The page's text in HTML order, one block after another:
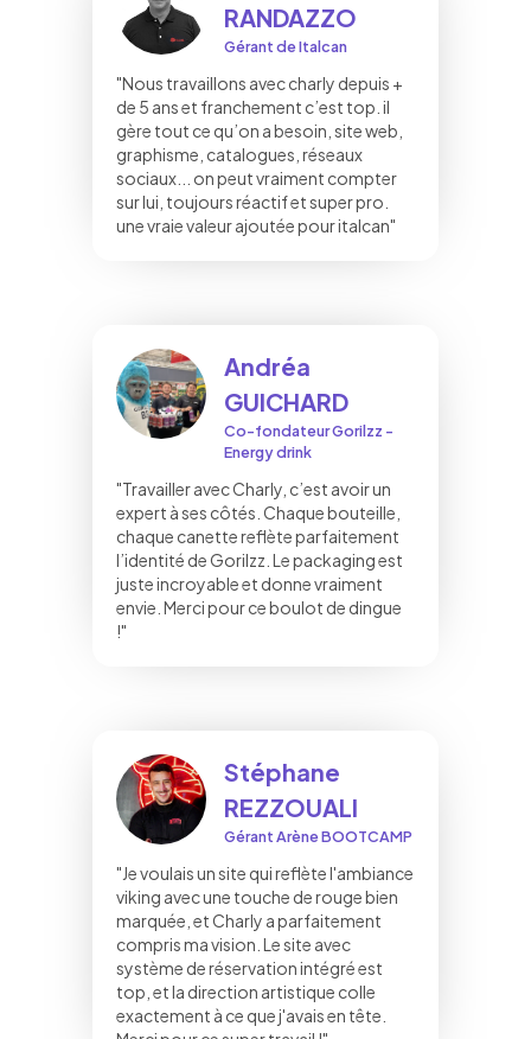
RANDAZZO
Gérant de Italcan
"Nous travaillons avec charly depuis +
de 5 ans et franchement c’est top. il
gère tout ce qu’on a besoin, site web,
graphisme, catalogues, réseaux
sociaux... on peut vraiment compter
sur lui, toujours réactif et super pro.
une vraie valeur ajoutée pour italcan"
Andréa
GUICHARD
Co-fondateur Gorilzz -
Energy drink
"Travailler avec Charly, c’est avoir un
expert à ses côtés. Chaque bouteille,
chaque canette reflète parfaitement
l’identité de Gorilzz. Le packaging est
juste incroyable et donne vraiment
envie. Merci pour ce boulot de dingue
!"
Stéphane
REZZOUALI
Gérant Arène BOOTCAMP
"Je voulais un site qui reflète l'ambiance
viking avec une touche de rouge bien
marquée, et Charly a parfaitement
compris ma vision. Le site avec
système de réservation intégré est
top, et la direction artistique colle
exactement à ce que j'avais en tête.